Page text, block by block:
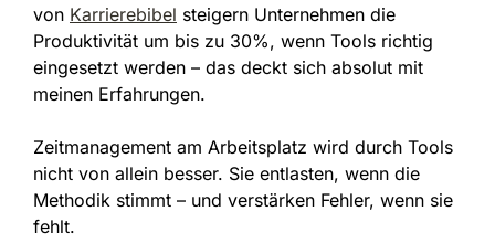
von Karrierebibel steigern Unternehmen die
Produktivität um bis zu 30%, wenn Tools richtig
eingesetzt werden – das deckt sich absolut mit
meinen Erfahrungen.
Zeitmanagement am Arbeitsplatz wird durch Tools
nicht von allein besser. Sie entlasten, wenn die
Methodik stimmt – und verstärken Fehler, wenn sie
fehlt.